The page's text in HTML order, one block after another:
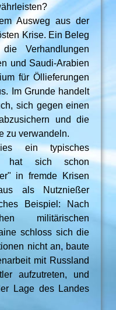
Ausweg aus der
Krise. Ein Beleg
Verhandlungen
und Saudi-Arabien
für Öllieferungen
Im Grunde handelt
sich gegen einen
und die
zu verwandeln.
ein typisches
hat sich schon
in fremde Krisen
als Nutznießer
Beispiel: Nach
militärischen
schloss sich die
nicht an, baute
mit Russland
aufzutreten, und
Lage des Landes